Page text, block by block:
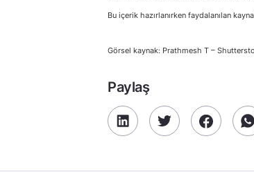
Bu içerik hazırlanırken faydalanılan
Görsel kaynak: Prathmesh T –
Paylaş